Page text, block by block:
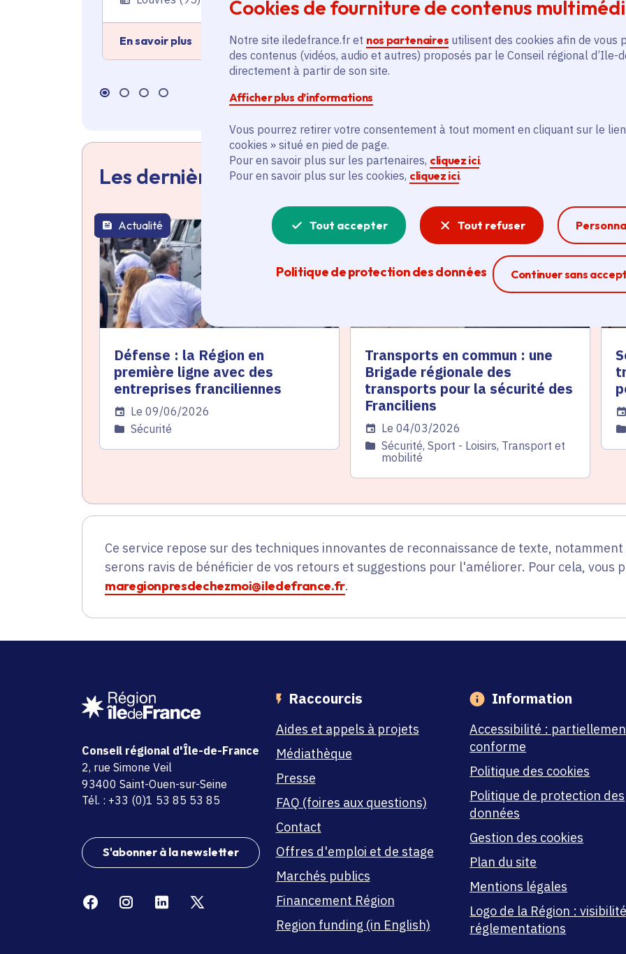
Cookies de fourniture de contenus
Notre site iledefrance.fr et nos partenaires utilisent des cookies afin de vous
des contenus (vidéos, audio et autres) proposés par le Conseil régional d’Ile-
directement à partir de son site.
Afficher plus d’informations
Vous pourrez retirer votre consentement à tout moment en cliquant sur le
cookies » situé en pied de page.
Pour en savoir plus sur les partenaires, cliquez ici.
Pour en savoir plus sur les cookies, cliquez ici.
Tout accepter Tout refuser
Politique de protection des données Continuer sans
Ferme la
En savoir plus En savoir plus
Les dernières actualités
thématique active
Actualité
Défense : la Région en
première ligne avec des
entreprises franciliennes
Date de l'arrêté
Le 09/06/2026
Catégorie
Sécurité
thématique active
Actualité
Transports en commun : une
Brigade régionale des
transports pour la sécurité des
Franciliens
Date de l'arrêté
Le 04/03/2026
Catégorie
Sécurité, Sport - Loisirs, Transport et
mobilité
Ce service repose sur des techniques innovantes de reconnaissance de texte,
serons ravis de bénéficier de vos retours et suggestions pour l'améliorer. Pour cela, vous
maregionpresdechezmoi@iledefrance.fr.
Conseil régional d'Île-de-France
adresse
2, rue Simone Veil
code postal et commune
93400 Saint-Ouen-sur-Seine
Tél. : +33 (0)1 53 85 53 85
S'abonner à la newsletter
FacebookInstagramLinkedin
Raccourcis
Aides et appels à projets
Médiathèque
Presse
FAQ (foires aux questions)
Contact
Offres d'emploi et de stage
Marchés publics
Financement Région
Region funding (in English)
Information
Accessibilité :
conforme
Politique des cookies
Politique de protection des
données
Gestion des cookies
Plan du site
Mentions légales
Logo de la Région :
réglementations